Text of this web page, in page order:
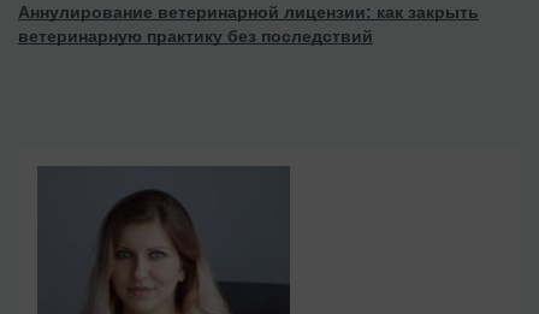
Аннулирование ветеринарной лицензии: как закрыть
ветеринарную практику без последствий